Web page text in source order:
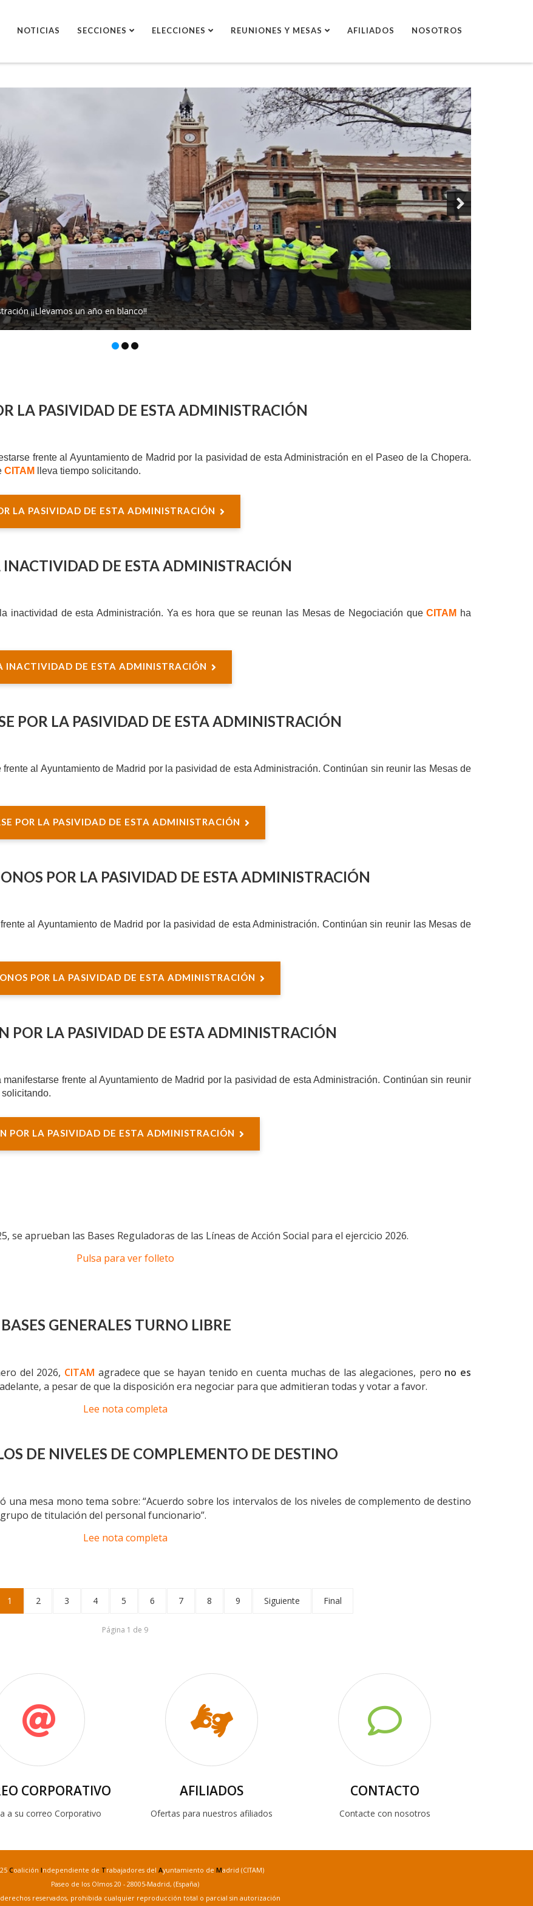
NOTICIAS SECCIONES ELECCIONES REUNIONES Y MESAS AFILIADOS NOSOTROS
Next
LA PASIVIDAD DE ESTA ADMINISTRACIÓN
frente al Ayuntamiento de Madrid por la pasividad de esta Administración en el Paseo de la Chopera.
CITAM lleva tiempo solicitando.
LA PASIVIDAD DE ESTA ADMINISTRACIÓN
DE ESTA ADMINISTRACIÓN
inactividad de esta Administración. Ya es hora que se reunan las Mesas de Negociación queCITAM ha
INACTIVIDAD DE ESTA ADMINISTRACIÓN
POR LA PASIVIDAD DE ESTA ADMINISTRACIÓN
frente al Ayuntamiento de Madrid por la pasividad de esta Administración. Continúan sin reunir las Mesas de
POR LA PASIVIDAD DE ESTA ADMINISTRACIÓN
POR LA PASIVIDAD DE ESTA ADMINISTRACIÓN
al Ayuntamiento de Madrid por la pasividad de esta Administración. Continúan sin reunir las Mesas de
POR LA PASIVIDAD DE ESTA ADMINISTRACIÓN
POR LA PASIVIDAD DE ESTA ADMINISTRACIÓN
manifestarse frente al Ayuntamiento de Madrid por la pasividad de esta Administración. Continúan sin reunir
solicitando.
POR LA PASIVIDAD DE ESTA ADMINISTRACIÓN
se aprueban las Bases Reguladoras de las Líneas de Acción Social para el ejercicio 2026.
Pulsa para ver folleto
GENERALES TURNO LIBRE
del 2026, CITAM agradece que se hayan tenido en cuenta muchas de las alegaciones, pero no es
a pesar de que la disposición era negociar para que admitieran todas y votar a favor.
Lee nota completa
DE NIVELES DE COMPLEMENTO DE DESTINO
una mesa mono tema sobre: “Acuerdo sobre los intervalos de los niveles de complemento de destino
de titulación del personal funcionario”.
Lee nota completa
Página 1 de 9
1 2 3 4 5 6 7 8 9 Siguiente Final
CORPORATIVO
a su correo Corporativo
AFILIADOS
Ofertas para nuestros afiliados
CONTACTO
Contacte con nosotros
Coalición Independiente de Trabajadores del Ayuntamiento de Madrid (CITAM)
Paseo de los Olmos 20 - 28005-Madrid, (España)
derechos reservados, prohibida cualquier reproducción total o parcial sin autorización